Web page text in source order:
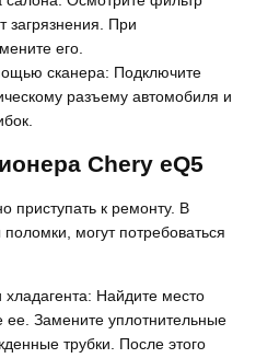
загрязнения. При
его.
сканера: Подключите
разъему автомобиля и
Chery eQ5
приступать к ремонту. В
могут потребоваться
хладагента: Найдите место
ее. Замените уплотнительные
трубки. После этого